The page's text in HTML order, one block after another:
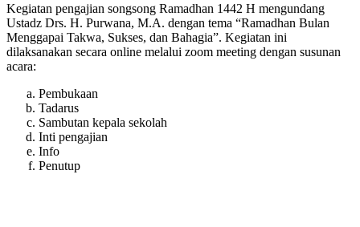
Kegiatan pengajian songsong Ramadhan 1442 H mengundang
Ustadz Drs. H. Purwana, M.A. dengan tema “Ramadhan Bulan
Menggapai Takwa, Sukses, dan Bahagia”. Kegiatan ini
dilaksanakan secara online melalui zoom meeting dengan susunan
acara:
Pembukaan
Tadarus
Sambutan kepala sekolah
Inti pengajian
Info
Penutup